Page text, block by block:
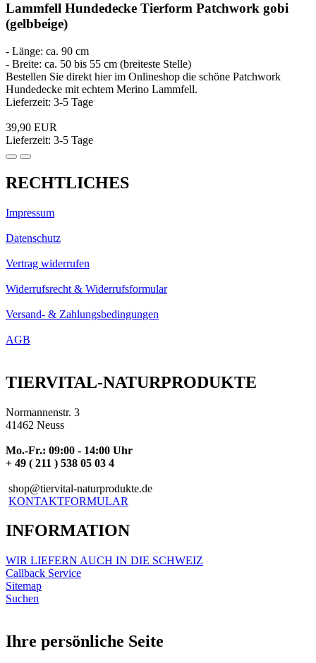
Lammfell Hundedecke Tierform Patchwork gobi
(gelbbeige)
- Länge: ca. 90 cm
- Breite: ca. 50 bis 55 cm (breiteste Stelle)
Bestellen Sie direkt hier im Onlineshop die schöne Patchwork
Hundedecke mit echtem Merino Lammfell.
Lieferzeit: 3-5 Tage
39,90 EUR
Lieferzeit: 3-5 Tage
RECHTLICHES
Impressum
Datenschutz
Vertrag widerrufen
Widerrufsrecht & Widerrufsformular
Versand- & Zahlungsbedingungen
AGB
TIERVITAL-NATURPRODUKTE
Normannenstr. 3
41462 Neuss
Mo.-Fr.: 09:00 - 14:00 Uhr
+ 49 ( 211 ) 538 05 03 4
shop@tiervital-naturprodukte.de
KONTAKTFORMULAR
INFORMATION
WIR LIEFERN AUCH IN DIE SCHWEIZ
Callback Service
Sitemap
Suchen
Ihre persönliche Seite